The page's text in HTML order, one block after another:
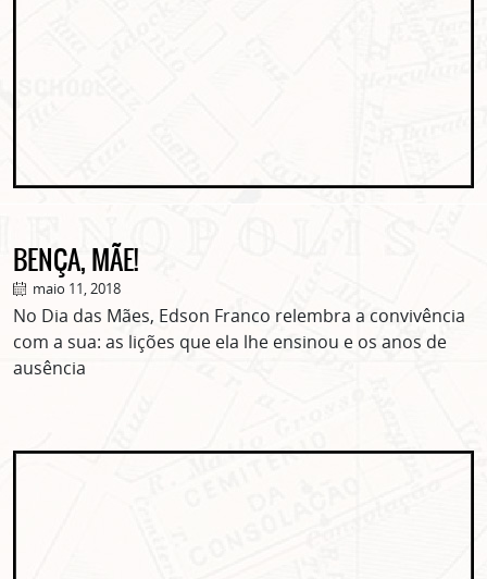
BENÇA, MÃE!
maio 11, 2018
No Dia das Mães, Edson Franco relembra a convivência
com a sua: as lições que ela lhe ensinou e os anos de
ausência